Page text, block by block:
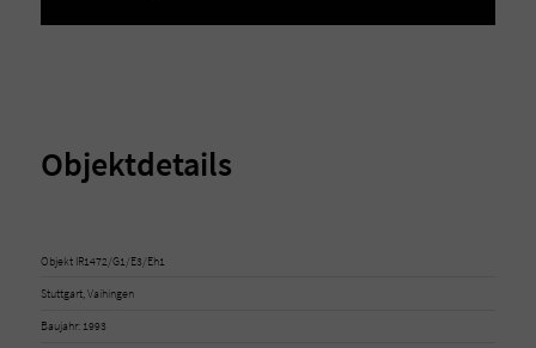
Objektdetails
Objekt IR1472/G1/E3/Eh1
Stuttgart, Vaihingen
Baujahr: 1993